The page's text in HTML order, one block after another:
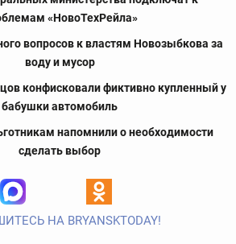
«НовоТехРейла»
вопросов к властям Новозыбкова за
воду и мусор
конфисковали фиктивно купленный у
бабушки автомобиль
напомнили о необходимости
сделать выбор
НА BRYANSKTODAY!